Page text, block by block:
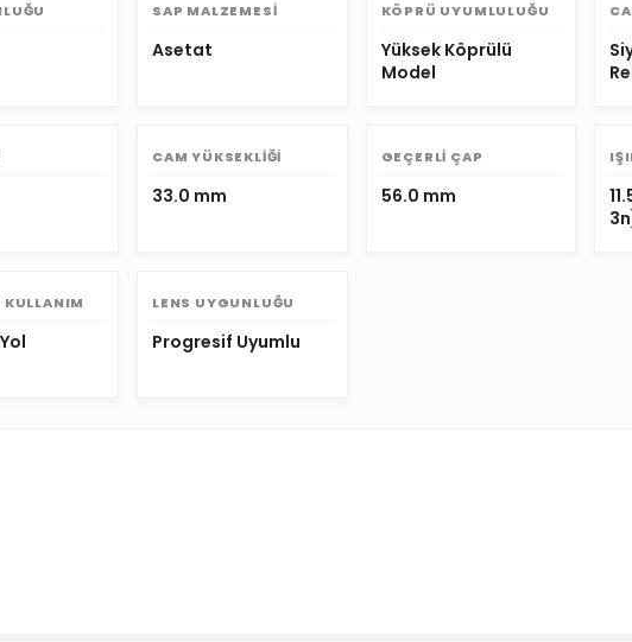
SAP MALZEMESI
Asetat
KÖPRÜ UYUMLULUĞU
Yüksek Köprülü
Model
CAM YÜKSEKLIĞI
33.0 mm
GEÇERLI ÇAP
56.0 mm
KULLANIM LENS UYGUNLUĞU
Progresif Uyumlu